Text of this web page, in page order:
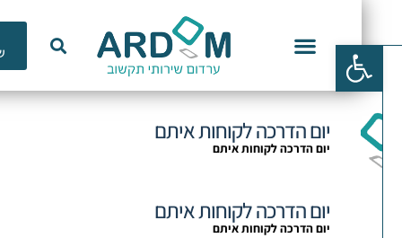
פתח סרגל נגישות
יום הדרכה לקוחות איתם
יום הדרכה לקוחות איתם
יום הדרכה לקוחות איתם
יום הדרכה לקוחות איתם